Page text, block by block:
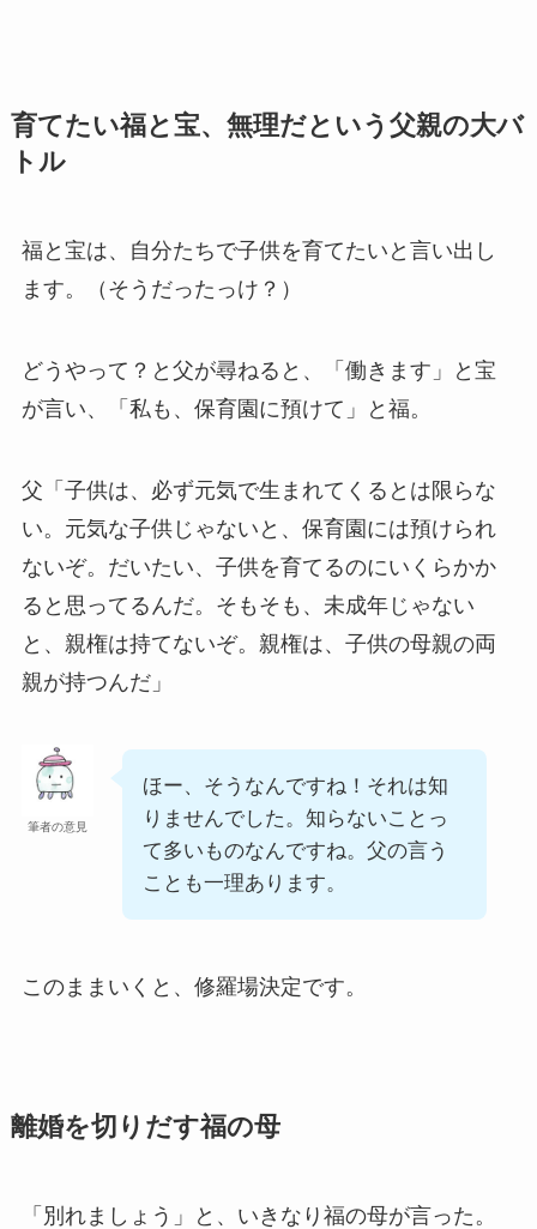
育てたい福と宝、無理だという父親の大バ
トル
福と宝は、自分たちで子供を育てたいと言い出し
ます。（そうだったっけ？）
どうやって？と父が尋ねると、「働きます」と宝
が言い、「私も、保育園に預けて」と福。
父「子供は、必ず元気で生まれてくるとは限らな
い。元気な子供じゃないと、保育園には預けられ
ないぞ。だいたい、子供を育てるのにいくらかか
ると思ってるんだ。そもそも、未成年じゃない
と、親権は持てないぞ。親権は、子供の母親の両
親が持つんだ」
筆者の意見
ほー、そうなんですね！それは知
りませんでした。知らないことっ
て多いものなんですね。父の言う
ことも一理あります。
このままいくと、修羅場決定です。
離婚を切りだす福の母
「別れましょう」と、いきなり福の母が言った。